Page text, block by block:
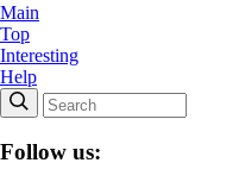
Main
Top
Interesting
Help
Follow us: